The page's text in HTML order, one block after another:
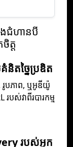
ងជំហានបី
ត្ត
តច្នៃប្រឌិត
រូបភាព, ឬអូឌីយ៉ូ
បស់វាពីរបារកម្ម
របស់អ្នក